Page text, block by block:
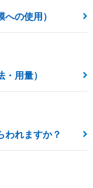
の使用）
用量）
われますか？